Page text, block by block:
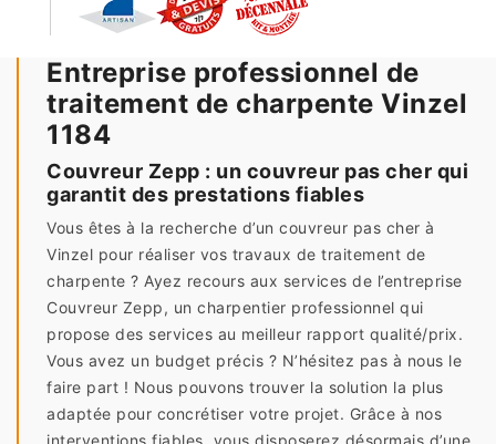
Entreprise professionnel de
traitement de charpente Vinzel
1184
Couvreur Zepp : un couvreur pas cher qui
garantit des prestations fiables
Vous êtes à la recherche d’un couvreur pas cher à
Vinzel pour réaliser vos travaux de traitement de
charpente ? Ayez recours aux services de l’entreprise
Couvreur Zepp, un charpentier professionnel qui
propose des services au meilleur rapport qualité/prix.
Vous avez un budget précis ? N’hésitez pas à nous le
faire part ! Nous pouvons trouver la solution la plus
adaptée pour concrétiser votre projet. Grâce à nos
interventions fiables, vous disposerez désormais d’une